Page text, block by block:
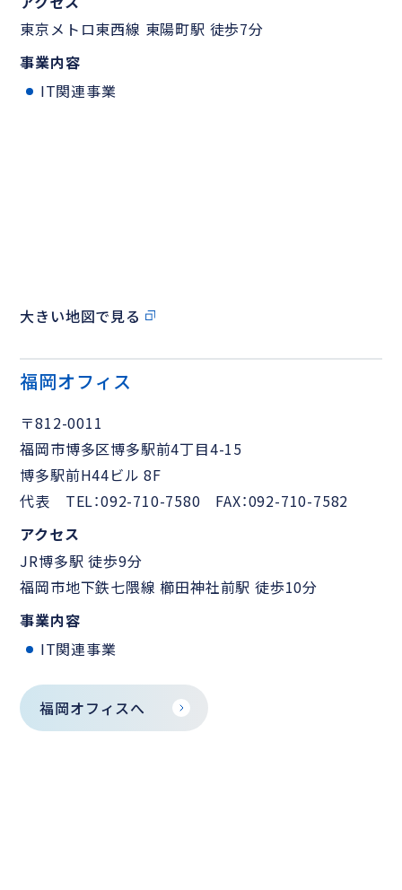
東京メトロ東西線 東陽町駅 徒歩7分
事業内容
IT関連事業
大きい地図で見る
福岡オフィス
〒812-0011
福岡市博多区博多駅前4丁目4-15
博多駅前H44ビル 8F
代表 TEL：092-710-7580 FAX：092-710-7582
アクセス
JR博多駅 徒歩9分
福岡市地下鉄七隈線 櫛田神社前駅 徒歩10分
事業内容
IT関連事業
福岡オフィスへ